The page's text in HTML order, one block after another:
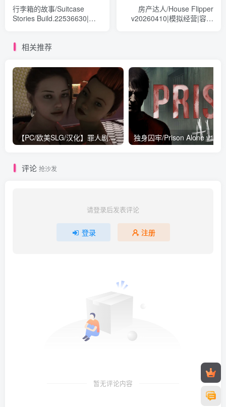
行李箱的故事/Suitcase
Stories Build.22536630|模
房产达人/House Flipper
v20260410|模拟经营|容量
相关推荐
【PC/欧美SLG/汉化】罪人剧场 Theater Of Sinners V0.3 汉化版【2G】
评论 抢沙发
请登录后发表评论
登录 注册
暂无评论内容